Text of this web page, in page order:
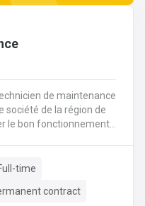
de maintenance
société de la région de
le bon fonctionnement
des
que les processus de
time
contract